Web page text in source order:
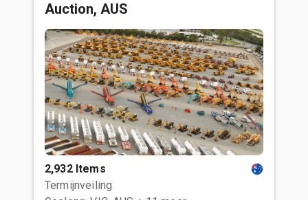
Auction, AUS
2,932 Items
Termijnveiling